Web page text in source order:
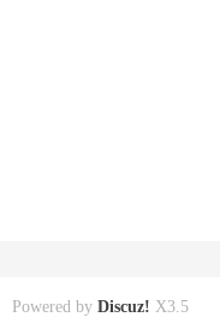
Powered by Discuz! X3.5